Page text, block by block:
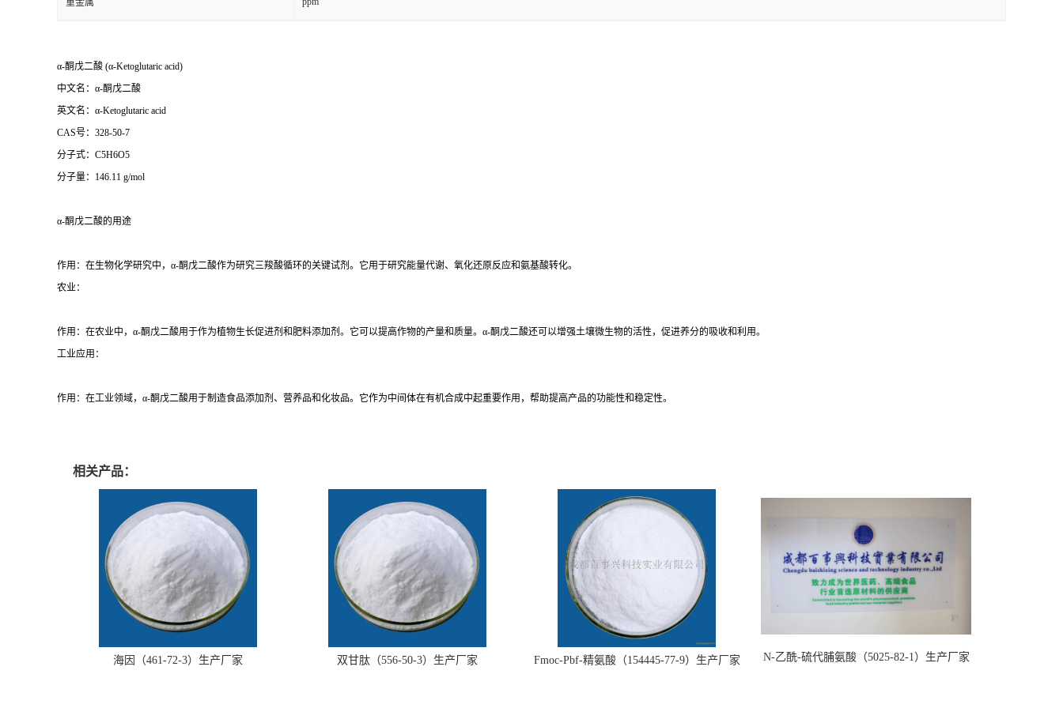
重金属
α-酮戊二酸 (α-Ketoglutaric acid)
中文名： α-酮戊二酸
英文名： α-Ketoglutaric acid
CAS号： 328-50-7
分子式： C5H6O5
分子量： 146.11 g/mol
α-酮戊二酸的用途
作用：在生物化学研究中， α-酮戊二酸作为研究三羧酸循环的关键试剂。它用于研究能量代谢、氧化还原反应和氨基酸转化。
农业：
作用：在农业中， α-酮戊二酸用于作为植物生长促进剂和肥料添加剂。它可以提高作物的产量和质量。 α-酮戊二酸还可以增强土壤微生物的活性，促进养分的吸收和利用。
工业应用：
作用：在工业领域， α-酮戊二酸用于制造食品添加剂、营养品和化妆品。它作为中间体在有机合成中起重要作用，帮助提高产品的功能性和稳定性。
相关产品：
海因（461-72-3）生产厂家 双甘肽（556-50-3）生产厂家 Fmoc-Pbf-精氨酸（154445-77-9）生产厂家 N-乙酰-硫代脯氨酸（5025-82-1）生产厂家